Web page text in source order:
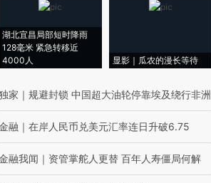
湖北宜昌局部短时降雨
128毫米 紧急转移近
4000人
显影｜瓜农的漫长等待
家 ｜ 规避封锁 中国超大油轮停靠埃及绕行非洲
融 ｜ 在岸人民币兑美元汇率连日升破6.75
融我闻 ｜ 资管掌舵人更替 百年人寿僵局何解